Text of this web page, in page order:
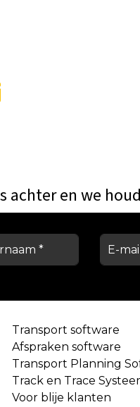
achter en we
Transport software
Afspraken software
Transport Planning
Track en Trace
Voor blije klanten